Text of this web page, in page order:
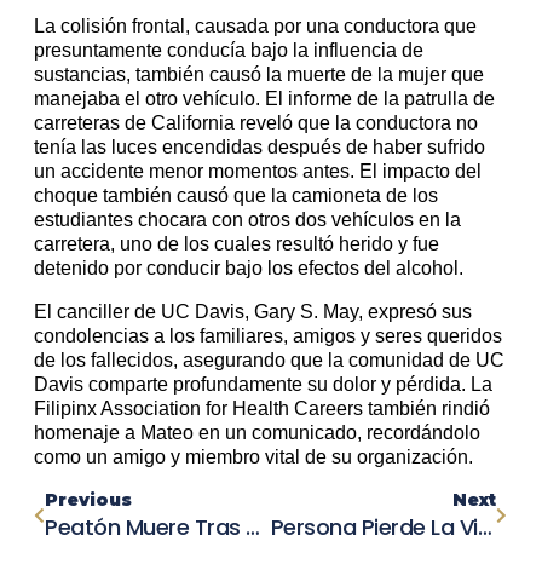
La colisión frontal, causada por una conductora que
presuntamente conducía bajo la influencia de
sustancias, también causó la muerte de la mujer que
manejaba el otro vehículo. El informe de la patrulla de
carreteras de California reveló que la conductora no
tenía las luces encendidas después de haber sufrido
un accidente menor momentos antes. El impacto del
choque también causó que la camioneta de los
estudiantes chocara con otros dos vehículos en la
carretera, uno de los cuales resultó herido y fue
detenido por conducir bajo los efectos del alcohol.
El canciller de UC Davis, Gary S. May, expresó sus
condolencias a los familiares, amigos y seres queridos
de los fallecidos, asegurando que la comunidad de UC
Davis comparte profundamente su dolor y pérdida. La
Filipinx Association for Health Careers también rindió
homenaje a Mateo en un comunicado, recordándolo
como un amigo y miembro vital de su organización.
Previous
Peatón Muere Tras Ser Impactado Por Un Camión En La I-80 En Vacaville
Next
Persona Pierde La Vida En Accidente Con Tren De Amtrak En El Condado De Solano